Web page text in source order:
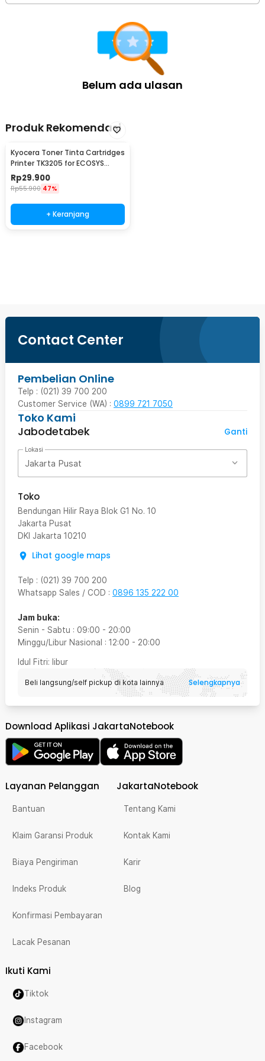
Belum ada ulasan
Produk Rekomendasi
Kyocera Toner Tinta Cartridges
Printer TK3205 for ECOSYS
M3860idn
Rp29.900
Rp55.900 47%
+ Keranjang
Contact Center
Pembelian Online
Telp : (021) 39 700 200
Customer Service (WA) : 0899 721 7050
Toko Kami
Jabodetabek
Ganti
Lokasi
Jakarta Pusat
Toko
Bendungan Hilir Raya Blok G1 No. 10
Jakarta Pusat
DKI Jakarta 10210
Lihat google maps
Telp : (021) 39 700 200
Whatsapp Sales / COD : 0896 135 222 00
Jam buka:
Senin - Sabtu : 09:00 - 20:00
Minggu/Libur Nasional : 12:00 - 20:00
Idul Fitri: libur
Beli langsung/self pickup di kota lainnya Selengkapnya
Download Aplikasi JakartaNotebook
Layanan Pelanggan
Bantuan
Klaim Garansi Produk
Biaya Pengiriman
Indeks Produk
Konfirmasi Pembayaran
Lacak Pesanan
JakartaNotebook
Tentang Kami
Kontak Kami
Karir
Blog
Ikuti Kami
Tiktok
Instagram
Facebook